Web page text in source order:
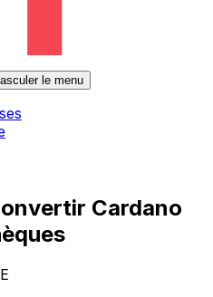
le menu
Cardano